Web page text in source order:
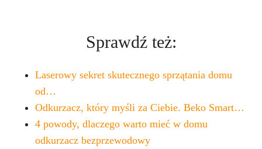
Sprawdź też:
Laserowy sekret skutecznego sprzątania domu
od…
Odkurzacz, który myśli za Ciebie. Beko Smart…
4 powody, dlaczego warto mieć w domu
odkurzacz bezprzewodowy